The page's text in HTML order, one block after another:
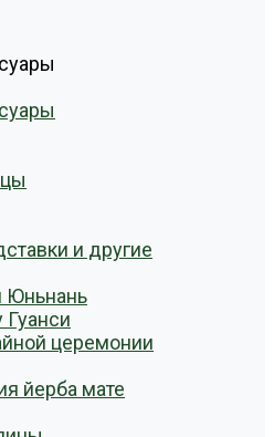
и другие
Юньнань
церемонии
йерба мате